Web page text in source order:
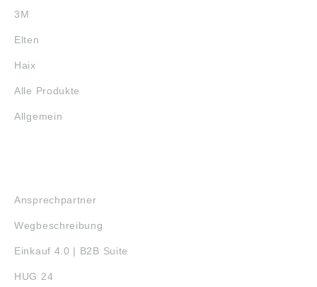
3M
Elten
Haix
Alle Produkte
Allgemein
Ansprechpartner
Wegbeschreibung
Einkauf 4.0 | B2B Suite
HUG 24